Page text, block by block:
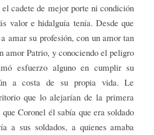
cadete de mejor porte ni condición
valor e hidalguía tenía. Desde que
amar su profesión, con un amor tan
amor Patrio, y conociendo el peligro
esfuerzo alguno en cumplir su
a costa de su propia vida. Le
que lo alejarían de la primera
Coronel él sabía que era soldado
a sus soldados, a quienes amaba